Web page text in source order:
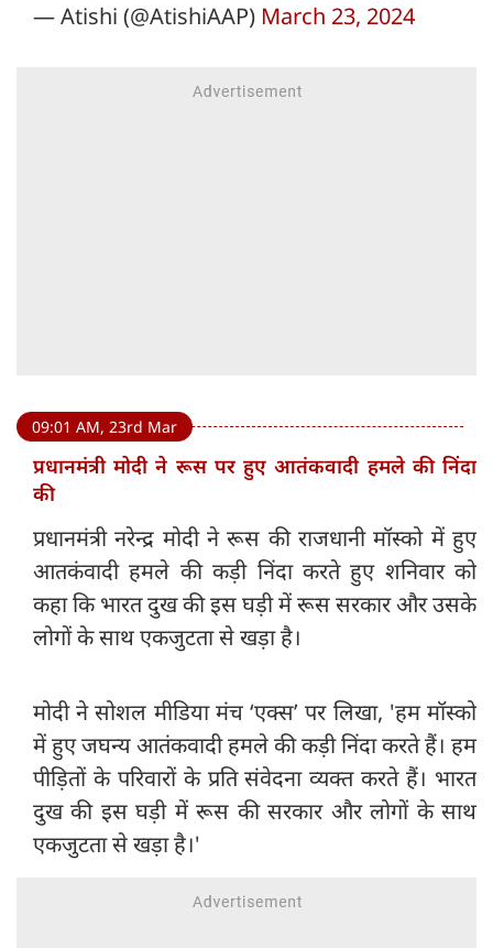
— Atishi (@AtishiAAP) March 23, 2024
09:01 AM, 23rd Mar
प्रधानमंत्री मोदी ने रूस पर हुए आतंकवादी हमले की निंदा
की
प्रधानमंत्री नरेन्द्र मोदी ने रूस की राजधानी मॉस्को में हुए
आतकंवादी हमले की कड़ी निंदा करते हुए शनिवार को
कहा कि भारत दुख की इस घड़ी में रूस सरकार और उसके
लोगों के साथ एकजुटता से खड़ा है।
मोदी ने सोशल मीडिया मंच ‘एक्स’ पर लिखा, 'हम मॉस्को
में हुए जघन्य आतंकवादी हमले की कड़ी निंदा करते हैं। हम
पीड़ितों के परिवारों के प्रति संवेदना व्यक्त करते हैं। भारत
दुख की इस घड़ी में रूस की सरकार और लोगों के साथ
एकजुटता से खड़ा है।'